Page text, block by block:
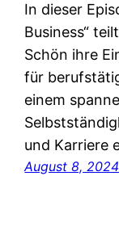
In dieser
Business“
Schön ihre
für
einem
und Karriere
August 8, 2024